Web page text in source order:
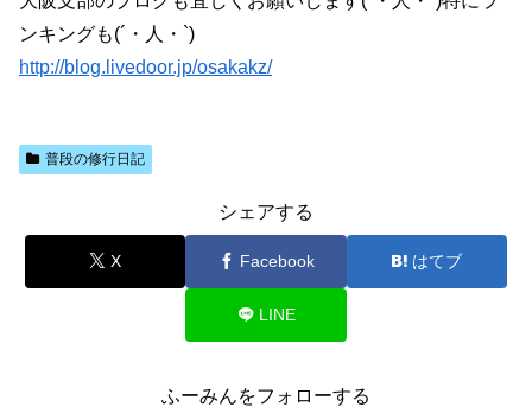
ンキングも(´・人・`)
http://blog.livedoor.jp/osakakz/
普段の修行日記
シェアする
X Facebook はてブ
LINE
ふーみんをフォローする